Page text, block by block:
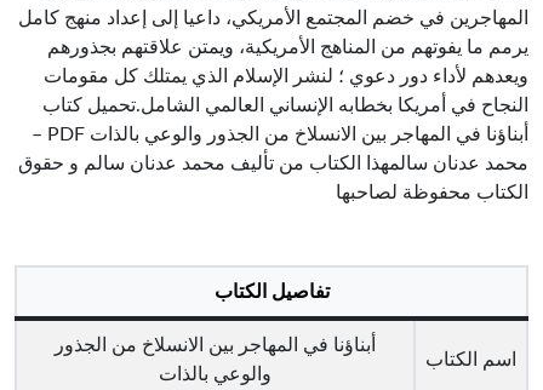
المهاجرين في خضم المجتمع الأمريكي، داعيا إلى إعداد منهج كامل
يرمم ما يفوتهم من المناهج الأمريكية، ويمتن علاقتهم بجذورهم
ويعدهم لأداء دور دعوي ؛ لنشر الإسلام الذي يمتلك كل مقومات
النجاح في أمريكا بخطابه الإنساني العالمي الشامل.تحميل كتاب
أبناؤنا في المهاجر بين الانسلاخ من الجذور والوعي بالذات PDF –
محمد عدنان سالمهذا الكتاب من تأليف محمد عدنان سالم و حقوق
الكتاب محفوظة لصاحبها
تفاصيل الكتاب
اسم الكتاب
أبناؤنا في المهاجر بين الانسلاخ من الجذور
والوعي بالذات